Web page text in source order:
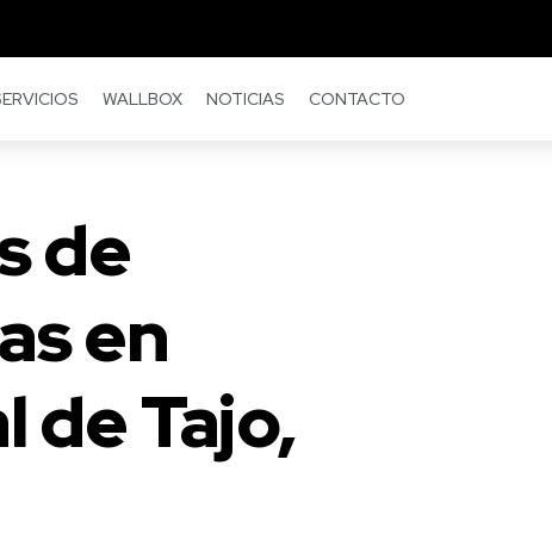
WALLBOX NOTICIAS CONTACTO
de
en
de Tajo,